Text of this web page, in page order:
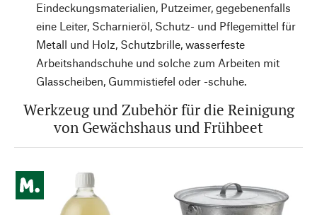
Eindeckungsmaterialien, Putzeimer, gegebenenfalls
eine Leiter, Scharnieröl, Schutz- und Pflegemittel für
Metall und Holz, Schutzbrille, wasserfeste
Arbeitshandschuhe und solche zum Arbeiten mit
Glasscheiben, Gummistiefel oder -schuhe.
Werkzeug und Zubehör für die Reinigung
von Gewächshaus und Frühbeet